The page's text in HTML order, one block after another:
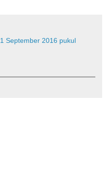
1 September 2016 pukul